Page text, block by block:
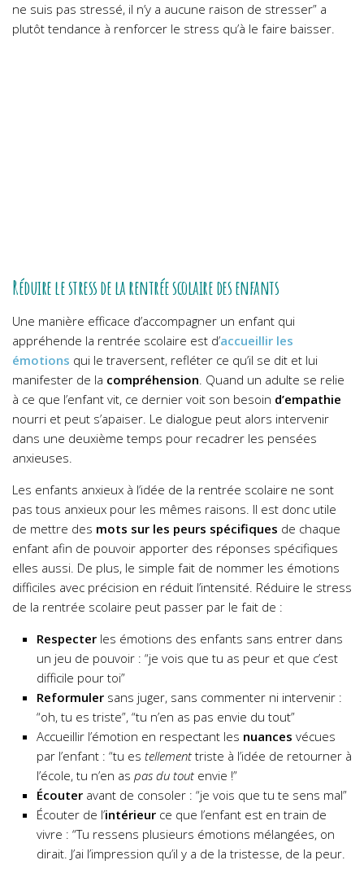
ne suis pas stressé, il n’y a aucune raison de stresser” a
plutôt tendance à renforcer le stress qu’à le faire baisser.
Réduire le stress de la rentrée scolaire des enfants
Une manière efficace d’accompagner un enfant qui
appréhende la rentrée scolaire est d’accueillir les
émotions qui le traversent, refléter ce qu’il se dit et lui
manifester de la compréhension. Quand un adulte se relie
à ce que l’enfant vit, ce dernier voit son besoin d’empathie
nourri et peut s’apaiser. Le dialogue peut alors intervenir
dans une deuxième temps pour recadrer les pensées
anxieuses.
Les enfants anxieux à l’idée de la rentrée scolaire ne sont
pas tous anxieux pour les mêmes raisons. Il est donc utile
de mettre des mots sur les peurs spécifiques de chaque
enfant afin de pouvoir apporter des réponses spécifiques
elles aussi. De plus, le simple fait de nommer les émotions
difficiles avec précision en réduit l’intensité. Réduire le stress
de la rentrée scolaire peut passer par le fait de :
Respecter les émotions des enfants sans entrer dans
un jeu de pouvoir : “je vois que tu as peur et que c’est
difficile pour toi”
Reformuler sans juger, sans commenter ni intervenir :
“oh, tu es triste”, “tu n’en as pas envie du tout”
Accueillir l’émotion en respectant les nuances vécues
par l’enfant : “tu es tellement triste à l’idée de retourner à
l’école, tu n’en as pas du tout envie !”
Écouter avant de consoler : “je vois que tu te sens mal”
Écouter de l’intérieur ce que l’enfant est en train de
vivre : “Tu ressens plusieurs émotions mélangées, on
dirait. J’ai l’impression qu’il y a de la tristesse, de la peur.